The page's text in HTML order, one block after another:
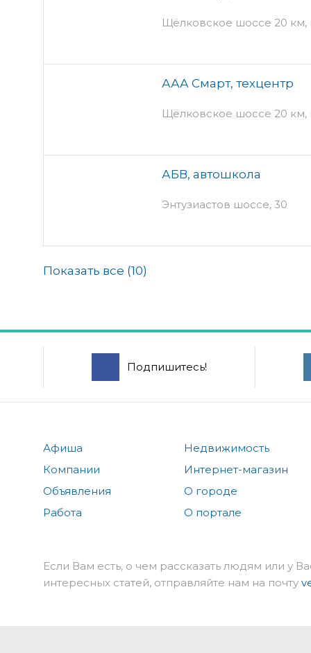
Щёлковское шоссе 20 км,
ААА Смарт, техцентр
Щёлковское шоссе 20 км,
АБВ, автошкола
Энтузиастов шоссе, 30
Показать все (10)
Подпишитесь!
Афиша
Компании
Объявления
Работа
Недвижимость
Интернет-магазин
О городе
О портале
Если Вам есть, о чем рассказать людям или у
интересных статей, отправляйте нам на почту